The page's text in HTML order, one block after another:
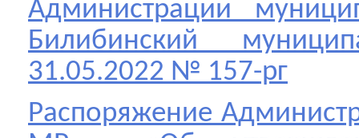
Администрации
Билибинский
31.05.2022 № 157-рг
Распоряжение